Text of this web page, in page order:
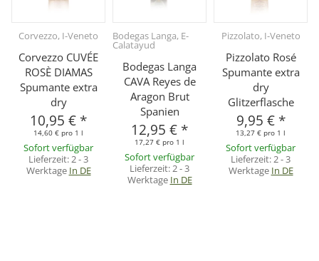
Corvezzo, I-Veneto
Corvezzo CUVÉE
ROSÈ DIAMAS
Spumante extra
dry
10,95 € *
14,60 € pro 1 l
Sofort verfügbar
Lieferzeit: 2 - 3
Werktage In DE
Bodegas Langa, E-
Calatayud
Bodegas Langa
CAVA Reyes de
Aragon Brut
Spanien
12,95 € *
17,27 € pro 1 l
Sofort verfügbar
Lieferzeit: 2 - 3
Werktage In DE
Pizzolato, I-Veneto
Pizzolato Rosé
Spumante extra
dry
Glitzerflasche
9,95 € *
13,27 € pro 1 l
Sofort verfügbar
Lieferzeit: 2 - 3
Werktage In DE